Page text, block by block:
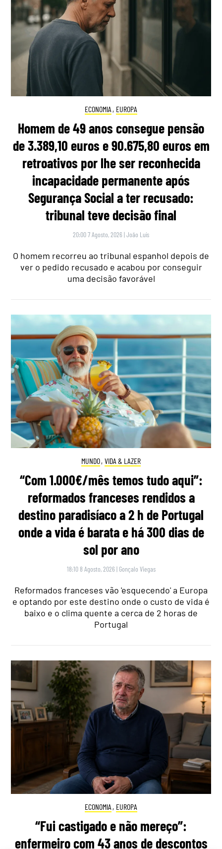
ECONOMIA , EUROPA
Homem de 49 anos consegue pensão
de 3.389,10 euros e 90.675,80 euros em
retroativos por lhe ser reconhecida
incapacidade permanente após
Segurança Social a ter recusado:
tribunal teve decisão final
20:00 7 Agosto, 2026 |João Luís
O homem recorreu ao tribunal espanhol depois de
ver o pedido recusado e acabou por conseguir
uma decisão favorável
MUNDO, VIDA & LAZER
“Com 1.000€/mês temos tudo aqui”:
reformados franceses rendidos a
destino paradisíaco a 2 h de Portugal
onde a vida é barata e há 300 dias de
sol por ano
18:10 8 Agosto, 2026 | Gonçalo Viegas
Reformados franceses vão 'esquecendo' a Europa
e optando por este destino onde o custo de vida é
baixo e o clima quente a cerca de 2 horas de
Portugal
ECONOMIA , EUROPA
“Fui castigado e não mereço”:
enfermeiro com 43 anos de descontos